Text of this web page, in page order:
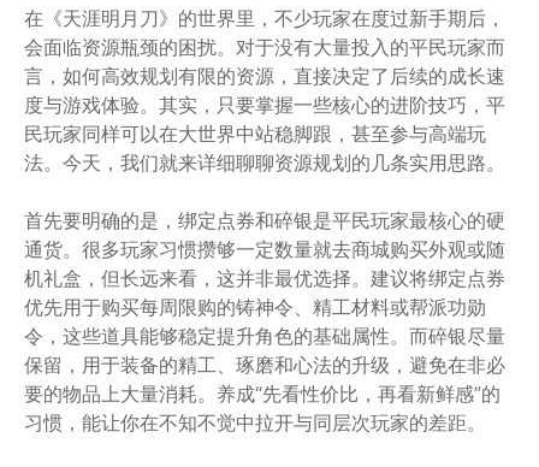
在《天涯明月刀》的世界里，不少玩家在度过新手期后，
会面临资源瓶颈的困扰。对于没有大量投入的平民玩家而
言，如何高效规划有限的资源，直接决定了后续的成长速
度与游戏体验。其实，只要掌握一些核心的进阶技巧，平
民玩家同样可以在大世界中站稳脚跟，甚至参与高端玩
法。今天，我们就来详细聊聊资源规划的几条实用思路。
首先要明确的是，绑定点券和碎银是平民玩家最核心的硬
通货。很多玩家习惯攒够一定数量就去商城购买外观或随
机礼盒，但长远来看，这并非最优选择。建议将绑定点券
优先用于购买每周限购的铸神令、精工材料或帮派功勋
令，这些道具能够稳定提升角色的基础属性。而碎银尽量
保留，用于装备的精工、琢磨和心法的升级，避免在非必
要的物品上大量消耗。养成“先看性价比，再看新鲜感”的
习惯，能让你在不知不觉中拉开与同层次玩家的差距。